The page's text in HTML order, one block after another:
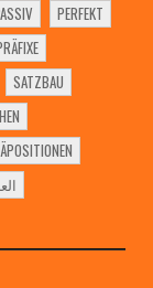
PERFEKT
SATZBAU